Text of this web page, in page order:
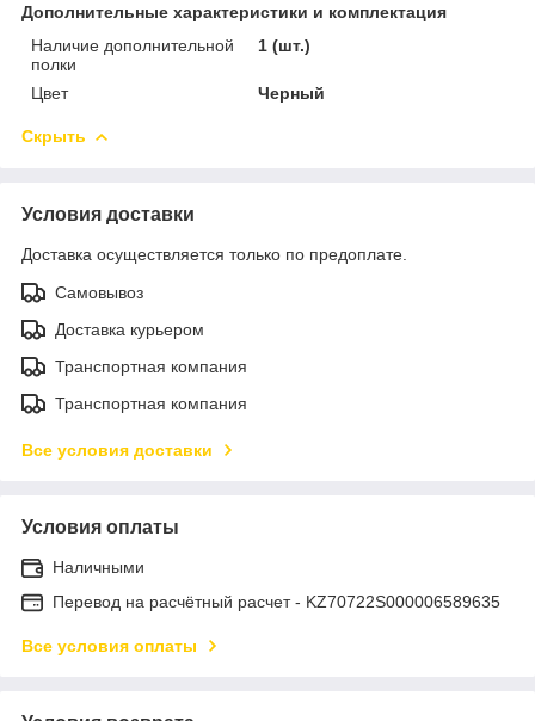
Дополнительные характеристики и комплектация
Наличие дополнительной
полки
1 (шт.)
Цвет Черный
Скрыть
Условия доставки
Доставка осуществляется только по предоплате.
Самовывоз
Доставка курьером
Транспортная компания
Транспортная компания
Все условия доставки
Условия оплаты
Наличными
Перевод на расчётный расчет - KZ70722S000006589635
Все условия оплаты